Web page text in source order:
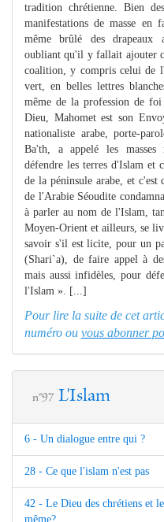
tradition chrétienne. Bien
manifestations de masse
même brûlé des drapeaux
oubliant qu'il y fallait ajouter
coalition, y compris celui de
vert, en belles lettres
même de la profession de
Dieu, Mahomet est son
nationaliste arabe, porte-
Ba'th, a appelé les
défendre les terres d'Islam et
de la péninsule arabe, et c'est
de l'Arabie Séoudite
à parler au nom de l'Islam,
Moyen-Orient et ailleurs, se
savoir s'il est licite, pour un
(Shari`a), de faire appel à
mais aussi infidèles, pour
l'Islam ». [...]
Pour lire la suite de cet
numéro ou vous abonner
n°97 L'Islam
6 - Un dialogue entre qui ?
28 - Ce que l'islam n'est pas
42 - Le Dieu des chrétiens et
même?